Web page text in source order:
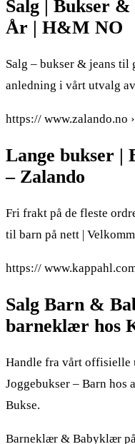
Salg | Bukser
År | H&M NO
Salg – bukser & jeans til
anledning i vårt utvalg
https:// www.zalando.no
Lange bukser |
– Zalando
Fri frakt på de fleste
til barn på nett |
https://
Salg Barn &
barneklær hos
Handle fra vårt offisielle
Joggebukser – Barn hos
Bukse.
Barneklær & Babyklær